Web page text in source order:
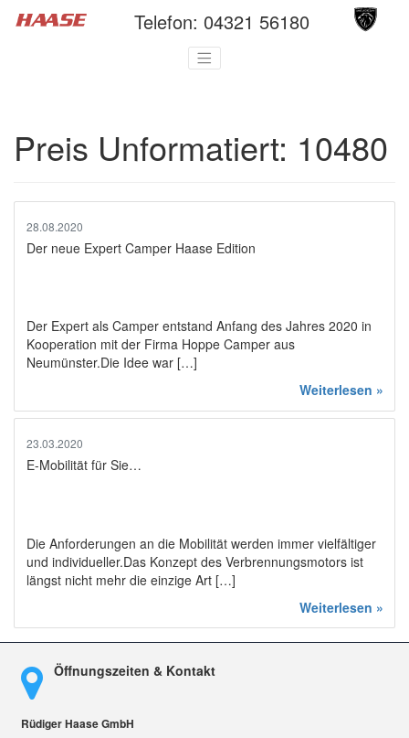
Telefon: 04321 56180
Preis Unformatiert: 10480
28.08.2020
Der neue Expert Camper Haase Edition
Der Expert als Camper entstand Anfang des Jahres 2020 in
Kooperation mit der Firma Hoppe Camper aus
Neumünster.Die Idee war […]
Weiterlesen »
23.03.2020
E-Mobilität für Sie…
Die Anforderungen an die Mobilität werden immer vielfältiger
und individueller.Das Konzept des Verbrennungsmotors ist
längst nicht mehr die einzige Art […]
Weiterlesen »
Öffnungszeiten & Kontakt
Rüdiger Haase GmbH